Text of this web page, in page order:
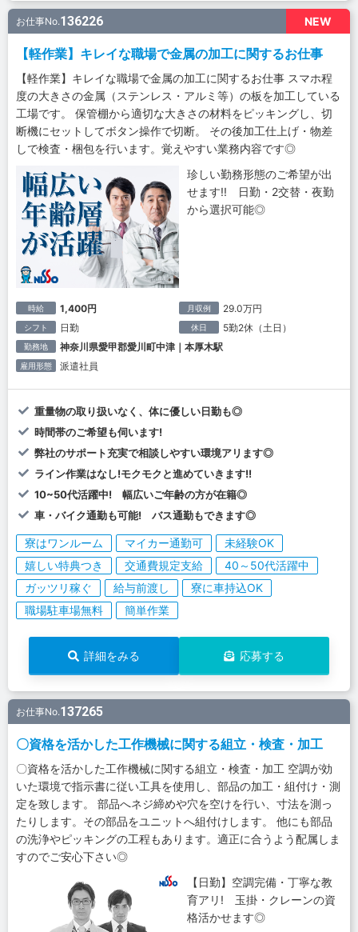
NEW
お仕事No.136226
【軽作業】キレイな職場で金属の加工に関するお仕事
【軽作業】キレイな職場で金属の加工に関するお仕事 スマホ程
度の大きさの金属（ステンレス・アルミ等）の板を加工している
工場です。 保管棚から適切な大きさの材料をピッキングし、切
断機にセットしてボタン操作で切断。 その後加工仕上げ・物差
しで検査・梱包を行います。覚えやすい業務内容です◎
珍しい勤務形態のご希望が出
せます!! 日勤・2交替・夜勤
から選択可能◎
時給 1,400円 月収例 29.0万円
シフト 日勤 休日 5勤2休（土日）
勤務地 神奈川県愛甲郡愛川町中津｜本厚木駅
雇用形態 派遣社員
重量物の取り扱いなく、体に優しい日勤も◎
時間帯のご希望も伺います!
弊社のサポート充実で相談しやすい環境アリます◎
ライン作業はなし!モクモクと進めていきます!!
10~50代活躍中! 幅広いご年齢の方が在籍◎
車・バイク通勤も可能! バス通勤もできます◎
寮はワンルーム マイカー通勤可
未経験OK
嬉しい特典つき
交通費規定支給
40～50代活躍中
ガッツリ稼ぐ
給与前渡し
寮に車持込OK
職場駐車場無料
簡単作業
詳細をみる 応募する
お仕事No.137265
〇資格を活かした工作機械に関する組立・検査・加工
〇資格を活かした工作機械に関する組立・検査・加工 空調が効
いた環境で指示書に従い工具を使用し、部品の加工・組付け・測
定を致します。 部品へネジ締めや穴を空けを行い、寸法を測っ
たりします。その部品をユニットへ組付けします。 他にも部品
の洗浄やピッキングの工程もあります。適正に合うよう配属しま
すのでご安心下さい◎
【日勤】空調完備・丁寧な教
育アリ! 玉掛・クレーンの資
格活かせます◎